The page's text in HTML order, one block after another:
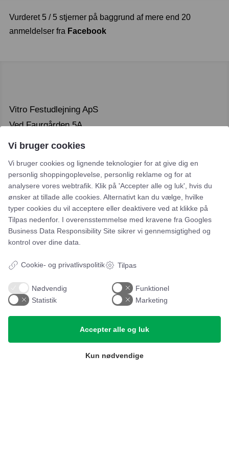
Vurderet 5 / 5 stjerner på baggrund af mere end 20
anmeldelser fra Facebook
Vitro Festudlejning ApS
Ved Faurgården 5A
4300 Holbæk
Leje- og købsbetingelser
Typiske spørgsmål
Inspiration
Manualer
Vi bruger cookies
Vi bruger cookies og lignende teknologier for at give dig en
personlig shoppingoplevelse, personlig reklame og for at
analysere vores webtrafik. Klik på 'Accepter alle og luk', hvis du
ønsker at tillade alle cookies. Alternativt kan du vælge, hvilke
typer cookies du vil acceptere eller deaktivere ved at klikke på
Tilpas nedenfor. I overensstemmelse med kravene fra Googles
Business Data Responsibility Site sikrer vi gennemsigtighed og
kontrol over dine data.
Cookie- og privatlivspolitik Tilpas
Nødvendig
Funktionel
Statistik
Marketing
Kun nødvendige
Accepter alle og luk